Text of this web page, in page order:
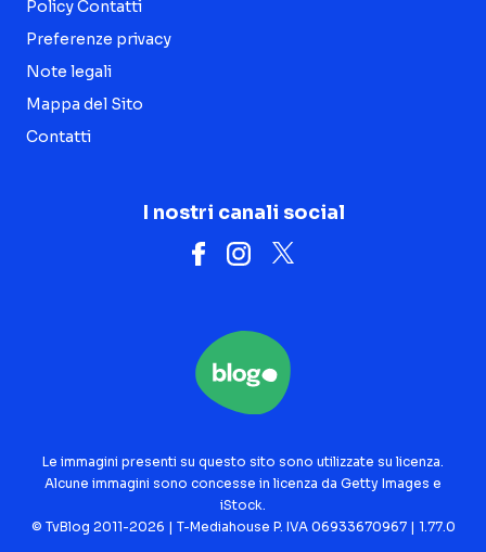
Policy Contatti
Preferenze privacy
Note legali
Mappa del Sito
Contatti
I nostri canali social
Le immagini presenti su questo sito sono utilizzate su licenza.
Alcune immagini sono concesse in licenza da Getty Images e
iStock.
© TvBlog 2011-2026 | T-Mediahouse P. IVA 06933670967 | 1.77.0